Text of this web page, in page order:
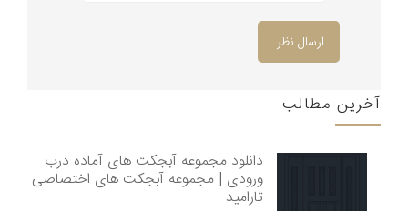
ارسال نظر
آخرین مطالب
دانلود مجموعه آبجکت های آماده درب
ورودی | مجموعه آبجکت های اختصاصی
تارامید